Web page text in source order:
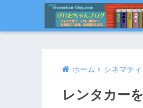
ホーム シネマテ
レンタカー